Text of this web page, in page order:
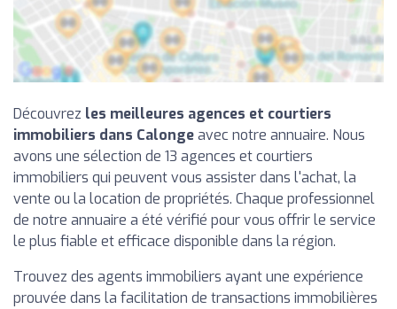
Découvrez les meilleures agences et courtiers
immobiliers dans Calongeavec notre annuaire. Nous
avons une sélection de 13 agences et courtiers
immobiliers qui peuvent vous assister dans l'achat, la
vente ou la location de propriétés. Chaque professionnel
de notre annuaire a été vérifié pour vous offrir le service
le plus fiable et efficace disponible dans la région.
Trouvez des agents immobiliers ayant une expérience
prouvée dans la facilitation de transactions immobilières